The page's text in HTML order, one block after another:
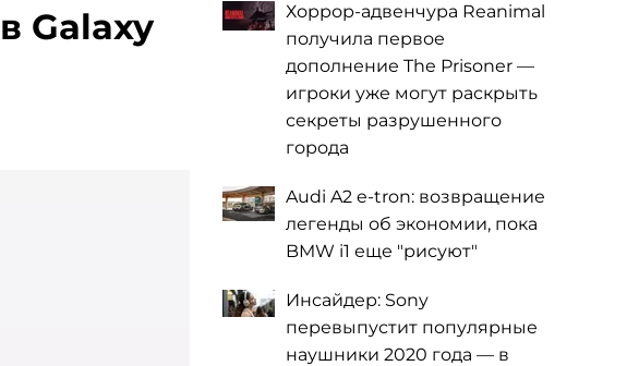
Galaxy
Хоррор-адвенчура Reanimal
получила первое
дополнение The Prisoner —
игроки уже могут раскрыть
секреты разрушенного
города
Audi A2 e-tron: возвращение
легенды об экономии, пока
BMW i1 еще "рисуют"
Инсайдер: Sony
перевыпустит популярные
наушники 2020 года — в